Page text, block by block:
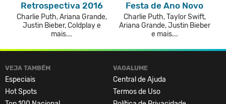
Retrospectiva 2016
Charlie Puth, Ariana Grande,
Justin Bieber, Coldplay e
mais...
Festa de Ano Novo
Charlie Puth, Taylor Swift,
Ariana Grande, Justin Bieber
e mais...
VEJA TAMBÉM
Especiais
Hot Spots
VAGALUME
Central de Ajuda
Termos de Uso